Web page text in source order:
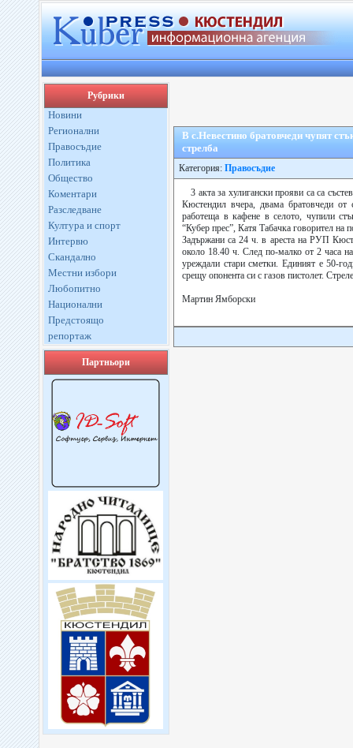
Рубрики
Новини
Регионални
Правосъдие
Политика
Общество
Коментари
Разследване
Култура и спорт
Интервю
Скандално
Местни избори
Любопитно
Национални
Предстоящо
репортаж
Партньори
В с.Невестино братовчеди чупят
стрелба
Категория: Правосъдие
3 акта за хулигански прояви са са
Кюстендил вчера, двама братовчеди от
работеща в кафене в селото, чупили
“Кубер прес”, Катя Табачка говорител на
Задържани са 24 ч. в ареста на РУП
около 18.40 ч. След по-малко от 2 часа
уреждали стари сметки. Единият е 50-
срещу опонента си с газов пистолет.
Мартин Ямборски